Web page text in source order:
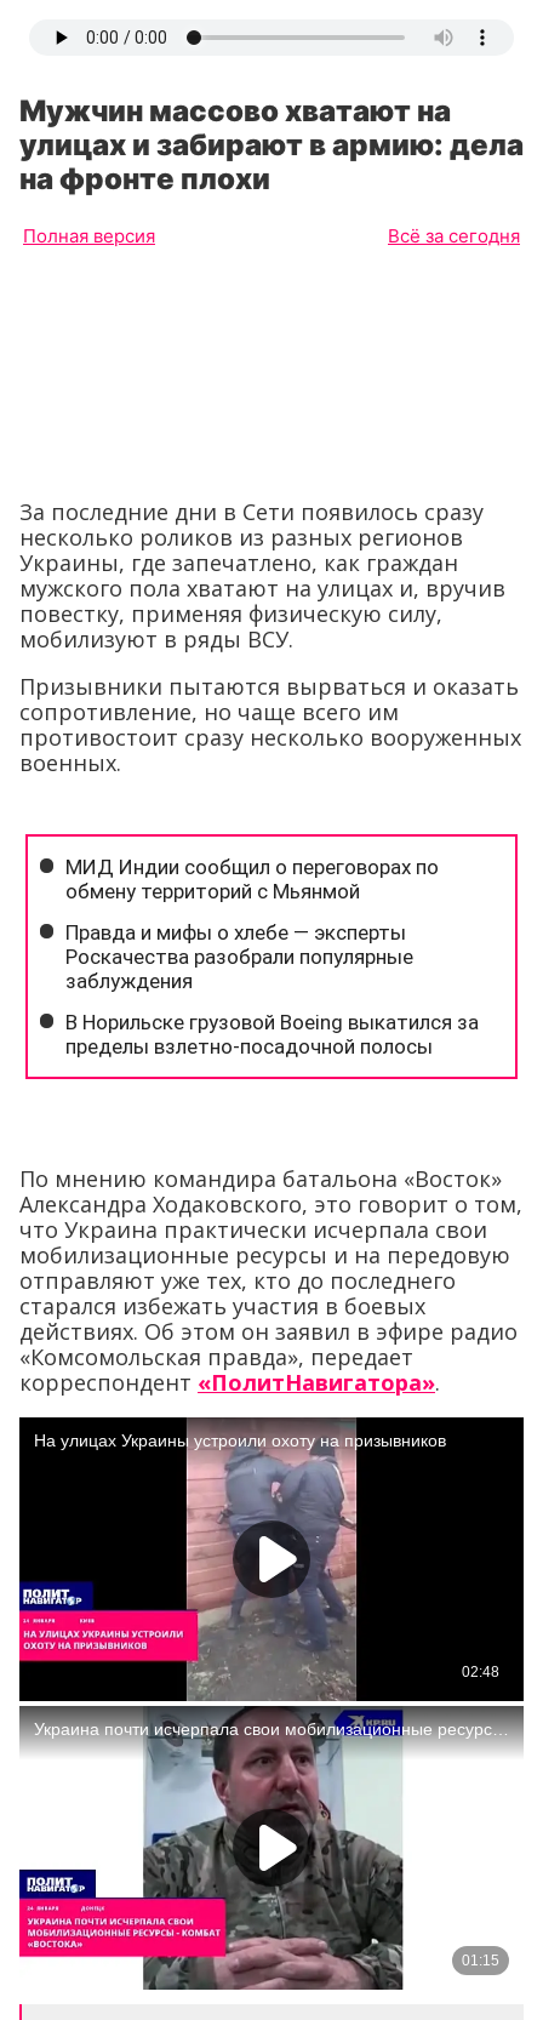
Мужчин массово хватают на
улицах и забирают в армию: дела
на фронте плохи
Полная версия Всё за сегодня
За последние дни в Сети появилось сразу
несколько роликов из разных регионов
Украины, где запечатлено, как граждан
мужского пола хватают на улицах и, вручив
повестку, применяя физическую силу,
мобилизуют в ряды ВСУ.
Призывники пытаются вырваться и оказать
сопротивление, но чаще всего им
противостоит сразу несколько вооруженных
военных.
По мнению командира батальона «Восток»
Александра Ходаковского, это говорит о том,
что Украина практически исчерпала свои
мобилизационные ресурсы и на передовую
отправляют уже тех, кто до последнего
старался избежать участия в боевых
действиях. Об этом он заявил в эфире радио
«Комсомольская правда», передает
корреспондент «ПолитНавигатора».